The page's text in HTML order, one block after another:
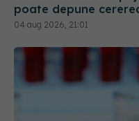
poate depune
04 aug 2026, 21:01